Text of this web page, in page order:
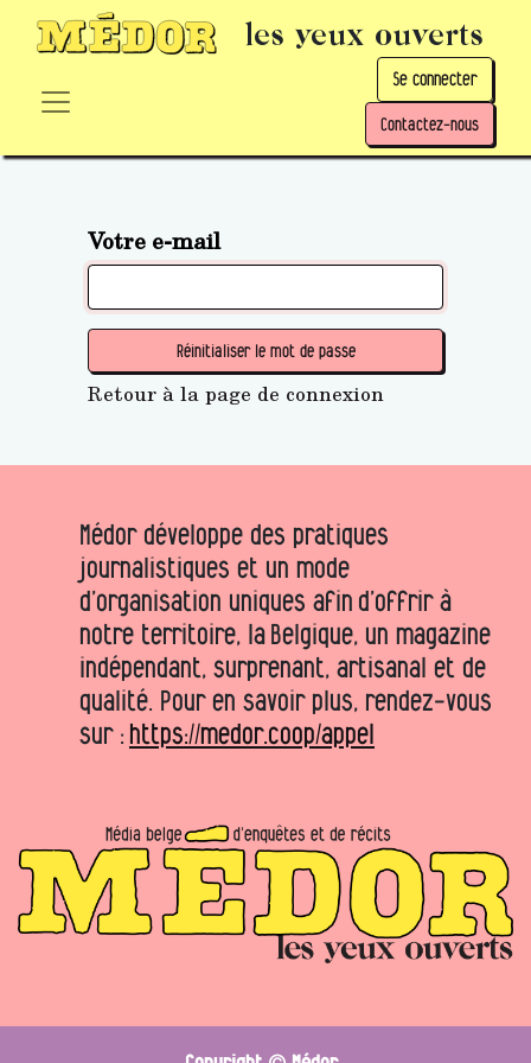
les yeux ouverts
Se connecter
Contactez-nous
Votre e-mail
Réinitialiser le mot de passe
Retour à la page de connexion
Médor développe des pratiques
journalistiques et un mode
d’organisation uniques afin d’offrir à
notre territoire, la Belgique, un magazine
indépendant, surprenant, artisanal et de
qualité. Pour en savoir plus, rendez-vous
sur : https://medor.coop/appel